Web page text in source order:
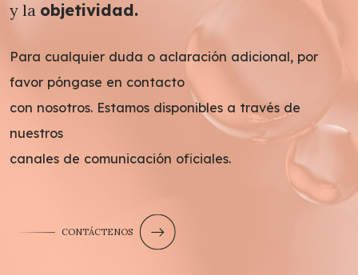
y la objetividad.
Para cualquier duda o aclaración adicional, por
favor póngase en contacto
con nosotros. Estamos disponibles a través de
nuestros
canales de comunicación oficiales.
CONTÁCTENOS